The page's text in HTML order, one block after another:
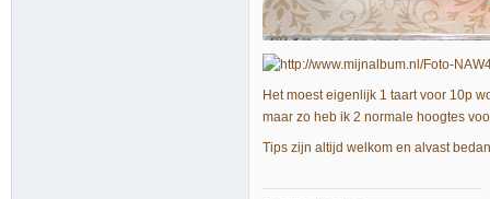
Het moest eigenlijk 1 taart voor 10p
maar zo heb ik 2 normale hoogtes
Tips zijn altijd welkom en alvast